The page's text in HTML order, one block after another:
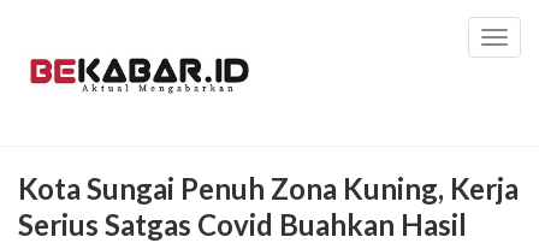
Kota Sungai Penuh Zona Kuning, Kerja
Serius Satgas Covid Buahkan Hasil